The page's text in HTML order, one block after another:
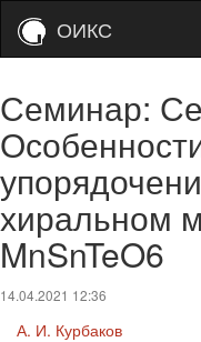
ОИКС
Семинар:
хиральном
MnSnTeO6
14.04.2021 12:36
А. И. Курбаков